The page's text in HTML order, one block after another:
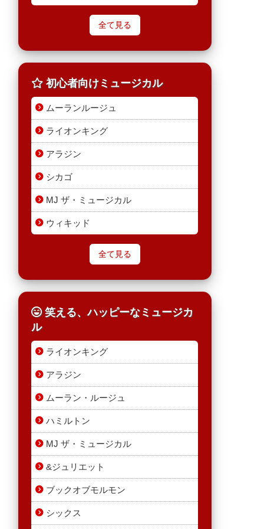
全て見る
初心者向けミュージカル
ムーランルージュ
ライオンキング
アラジン
シカゴ
MJ ザ・ミュージカル
ウィキッド
全て見る
笑える、ハッピーなミュージカ
ル
ライオンキング
アラジン
ムーラン・ルージュ
ハミルトン
MJ ザ・ミュージカル
&ジュリエット
ブックオブモルモン
シックス